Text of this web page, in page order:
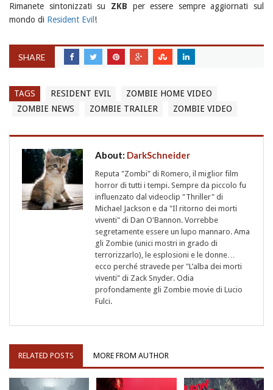
Rimanete sintonizzati su ZKB per essere sempre aggiornati sul
mondo di Resident Evil !
SHARE
TAGS RESIDENT EVIL
ZOMBIE HOME VIDEO
ZOMBIE NEWS
ZOMBIE TRAILER ZOMBIE VIDEO
About: DarkSchneider
Reputa "Zombi" di Romero, il miglior film
horror di tutti i tempi. Sempre da piccolo fu
influenzato dal videoclip "Thriller" di
Michael Jackson e da "Il ritorno dei morti
viventi" di Dan O'Bannon. Vorrebbe
segretamente essere un lupo mannaro. Ama
gli Zombie (unici mostri in grado di
terrorizzarlo), le esplosioni e le donne…
ecco perché stravede per "L’alba dei morti
viventi" di Zack Snyder. Odia
profondamente gli Zombie movie di Lucio
Fulci.
RELATED POSTS MORE FROM AUTHOR